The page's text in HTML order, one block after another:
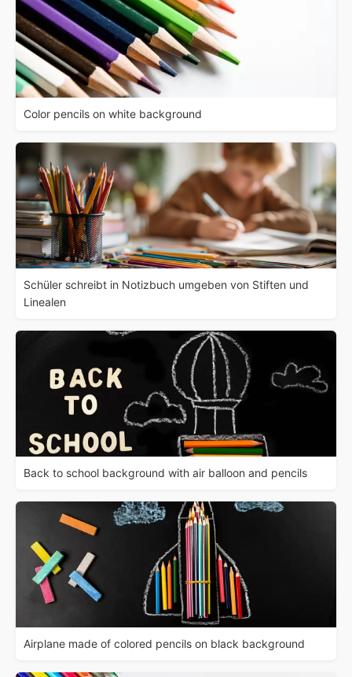
Color pencils on white background
Schüler schreibt in Notizbuch umgeben von Stiften und
Linealen
Back to school background with air balloon and pencils
Airplane made of colored pencils on black background